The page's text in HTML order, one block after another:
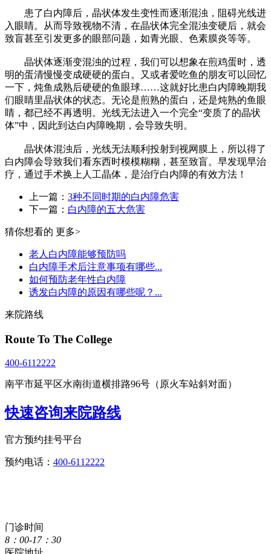
患了白内障后，晶状体发生变性而逐渐混浊，阻碍光线进
入眼睛。从而导致视物不清，在晶状体完全混浊变硬后，就会
致盲甚至引发更多的眼部问题，如青光眼、色素膜炎等等。
晶状体逐渐变混浊的过程，我们可以想象在煎鸡蛋时，透
明的蛋清慢慢变成硬硬的蛋白。又或者爱吃鱼的朋友可以回忆
一下，炖鱼成熟后硬硬的鱼眼球……这就好比患白内障晚期我
们眼睛里晶状体的状态。无论是煎熟的蛋白，还是炖熟的鱼眼
睛，都已经不再透明。光线无法进入一个完全“变质了的晶状
体”中，因此到达白内障晚期，会导致失明。
晶状体混浊后，光线无法顺利投射到视网膜上，所以得了
白内障会导致我们看东西时模模糊糊，甚至致盲。早发现早治
疗，通过手术换上人工晶体，是治疗白内障的有效方法！
上一篇： 3种不同时期的白内障危害
下一篇： 白内障的五大危害
猜你想看的 更多>
老人白内障能够预防吗
白内障手术后注意事项有哪些...
如何预防老年性白内障
诱发白内障的原因有哪些呢？...
来院路线
Route To The College
400-6112222
南平市延平区水南街道横排路96号（原火车站斜对面）
快速咨询来院路线
官方预约挂号平台
预约电话： 400-6112222
门诊时间
8：00-17：30